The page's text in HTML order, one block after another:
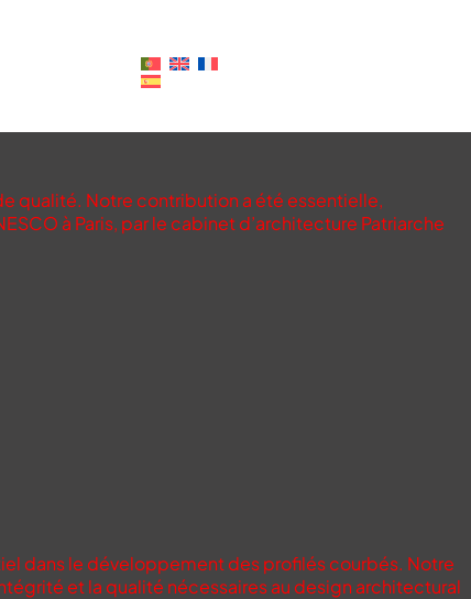
qualité. Notre contribution a été essentielle,
à Paris, par le cabinet d’architecture Patriarche
dans le développement des profilés courbés. Notre
et la qualité nécessaires au design architectural